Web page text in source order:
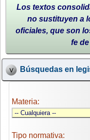
Los textos
no sustituyen a
oficiales, que son
fe
Búsquedas en
Materia:
Tipo normativa: